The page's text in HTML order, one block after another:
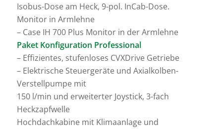
Isobus-Dose am Heck, 9-pol. InCab-Dose.
Monitor in Armlehne
– Case IH 700 Plus Monitor in der Armlehne
Paket Konfiguration Professional
– Effizientes, stufenloses CVXDrive Getriebe
– Elektrische Steuergeräte und Axialkolben-
Verstellpumpe mit
150 l/min und erweiterter Joystick, 3-fach
Heckzapfwelle
Hochdachkabine mit Klimaanlage und